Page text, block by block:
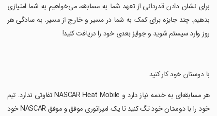
‏برای نشان دادن قدردانی از تعهد شما به مسابقه، می‌خواهیم به شما امتیازی
بدهیم. چند جایزه برای کمک به شما در مسیر و خارج از مسیر. به سادگی هر
روز وارد سیستم شوید و جوایز بعدی خود را دریافت کنید!
‏با دوستان خود کار کنید
‏هر مسابقه‌ای به خدمه نیاز دارد و NASCAR Heat Mobile تفاوتی ندارد. تیم
خود را با دوستان خود تگ کنید تا یک امپراتوری موفق و موفق NASCAR خود